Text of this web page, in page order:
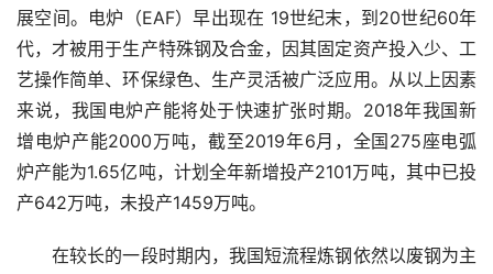
展空间。电炉（EAF）早出现在 19世纪末，到20世纪60年
代，才被用于生产特殊钢及合金，因其固定资产投入少、工
艺操作简单、环保绿色、生产灵活被广泛应用。从以上因素
来说，我国电炉产能将处于快速扩张时期。2018年我国新
增电炉产能2000万吨，截至2019年6月，全国275座电弧
炉产能为1.65亿吨，计划全年新增投产2101万吨，其中已投
产642万吨，未投产1459万吨。
在较长的一段时期内，我国短流程炼钢依然以废钢为主